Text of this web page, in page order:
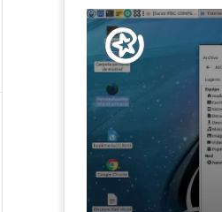
Volume
50%